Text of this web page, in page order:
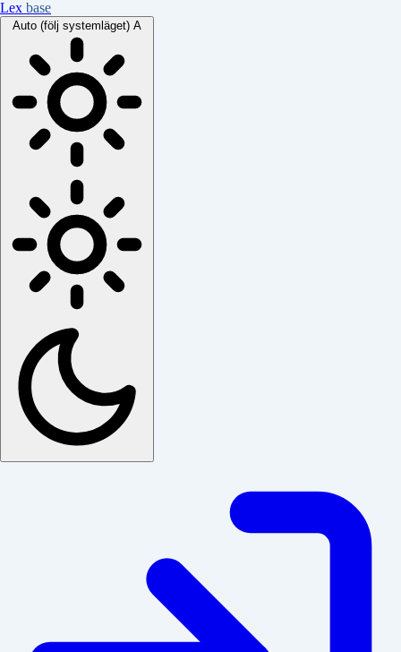
Lex base
Auto (följ systemläget) A